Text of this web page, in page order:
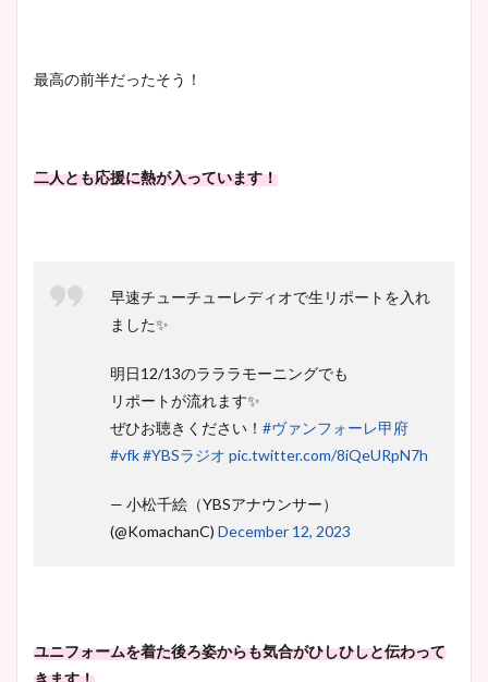
最高の前半だったそう！
二人とも応援に熱が入っています！
早速チューチューレディオで生リポートを入れ
ました✨
明日12/13のラララモーニングでも
リポートが流れます✨
ぜひお聴きください！ #ヴァンフォーレ甲府
#vfk#YBSラジオ pic.twitter.com/8iQeURpN7h
— 小松千絵（YBSアナウンサー）
(@KomachanC) December 12, 2023
ユニフォームを着た後ろ姿からも気合がひしひしと伝わって
きます！